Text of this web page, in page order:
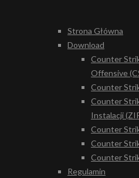
Strona Główna
Download
Counter
Offensive
Counter
Counter
Instalacji
Counter
Counter
Counter
Regulamin